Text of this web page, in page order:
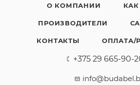
О КОМПАНИИ
ПРОИЗВОДИТЕЛИ
КОНТАКТЫ ОПЛАТА/
+375 29 665-90-